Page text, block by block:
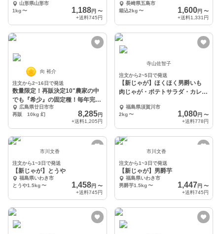
山形県山形市
1kg〜 1,188円 〜
+送料745円
ンドペチカ』五島産
長崎県五島市
箱込2kg 〜 1,600円 〜
+送料1,331円
向 裕介
注文から2~16日で発送
数量限定！再販決定10"農家の中
でも『希少』の固定種！毎年完
売！味わい深い
広島県廿日市市
再販 10kg 幻
8,285円
+送料1,205円
寺山佐智子
注文から2~5日で発送
【新じゃが】ほくほく男爵いも
肉じゃが・ポテトサラダ・カレー
福島県須賀川市
2kg 〜 1,080円 〜
+送料778円
市川文香
注文から1~3日で発送
【新じゃが】とうや
福島県いわき市
とうや1.5kg〜 1,458円 〜
+送料745円
市川文香
注文から1~3日で発送
【新じゃが】男爵芋
福島県いわき市
男爵芋1.5kg 〜 1,447円 〜
+送料745円